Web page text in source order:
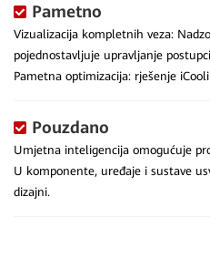
Pametno
Vizualizacija kompletnih veza:
pojednostavljuje upravljanje
Pametna optimizacija: rješenje
Pouzdano
Umjetna inteligencija omogućuje
U komponente, uređaje i sustave
dizajni.